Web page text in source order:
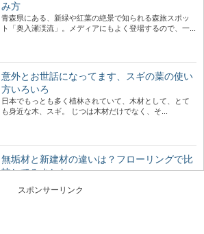
み方
青森県にある、新緑や紅葉の絶景で知られる森旅スポッ
ト「奥入瀬渓流」。メディアにもよく登場するので、一...
意外とお世話になってます、スギの葉の使い
方いろいろ
日本でもっとも多く植林されていて、木材として、とて
も身近な木、スギ。 じつは木材だけでなく、そ...
無垢材と新建材の違いは？フローリングで比
較してみました
は靴を脱いで生活することが多いので、素足で直接床に...
スポンサーリンク